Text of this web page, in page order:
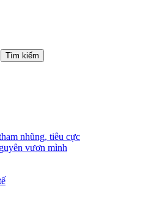
Tìm kiếm
nhũng, tiêu cực
vươn mình